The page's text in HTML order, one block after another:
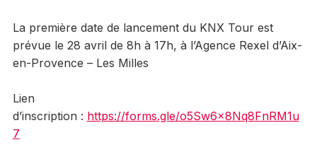
La première date de lancement du KNX Tour est
prévue le 28 avril de 8h à 17h, à l’Agence Rexel d’Aix-
en-Provence – Les Milles
Lien
d’inscription : https://forms.gle/o5Sw6x8Nq8FnRM1u
7